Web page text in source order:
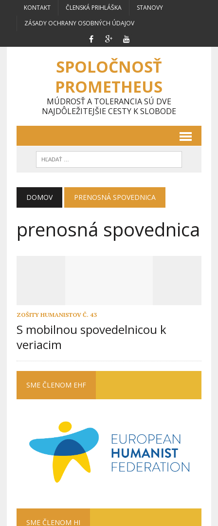
KONTAKT ČLENSKÁ PRIHLÁŠKA
STANOVY
ZÁSADY OCHRANY OSOBNÝCH ÚDAJOV
SPOLOČNOSŤ
PROMETHEUS
MÚDROSŤ A TOLERANCIA SÚ DVE
NAJDÔLEŽITEJŠIE CESTY K SLOBODE
DOMOV PRENOSNÁ SPOVEDNICA
prenosná spovednica
ZOŠITY HUMANISTOV Č. 43
S mobilnou spovedelnicou k
veriacim
SME ČLENOM EHF
SME ČLENOM HI